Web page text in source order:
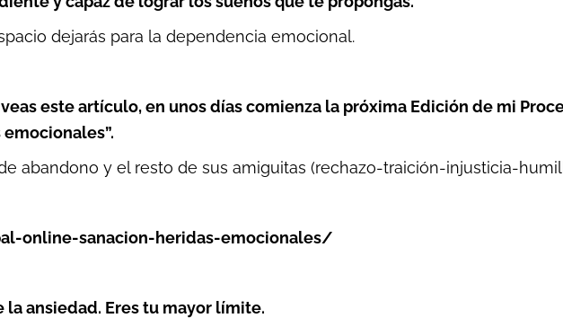
dejarás para la dependencia emocional.
este artículo, en unos días comienza la próxima Edición de mi
abandono y el resto de sus amiguitas (rechazo-traición-injusticia-
online-sanacion-heridas-emocionales/
ansiedad. Eres tu mayor límite.